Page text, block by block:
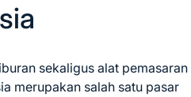
sekaligus alat pemasaran
merupakan salah satu pasar